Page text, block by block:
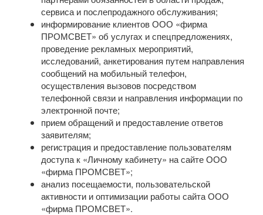
сервиса и послепродажного обслуживания;
информирование клиентов ООО «фирма
ПРОМСВЕТ» об услугах и спецпредложениях,
проведение рекламных мероприятий,
исследований, анкетирования путем направления
сообщений на мобильный телефон,
осуществления вызовов посредством
телефонной связи и направления информации по
электронной почте;
прием обращений и предоставление ответов
заявителям;
регистрация и предоставление пользователям
доступа к «Личному кабинету» на сайте ООО
«фирма ПРОМСВЕТ»;
анализ посещаемости, пользовательской
активности и оптимизации работы сайта ООО
«фирма ПРОМСВЕТ».